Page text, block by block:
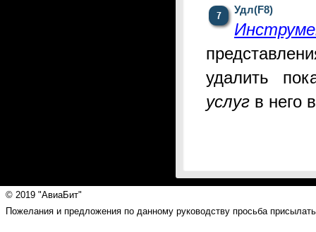
Удл(F8)
удалить
услуг в него
© 2019 "АвиаБит"
Пожелания и предложения по данному руководству просьба